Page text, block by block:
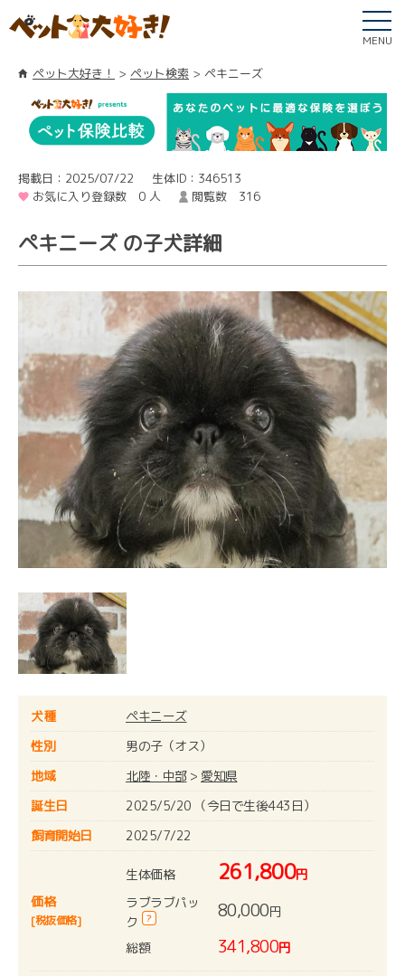
MENU
ペット大好き！ ペット検索 ペキニーズ
掲載日：2025/07/22
生体ID：346513
お気に入り登録数 0 人
閲覧数 316
ペキニーズ の子犬詳細
犬種
ペキニーズ
性別
男の子（オス）
地域
北陸・中部> 愛知県
誕生日
2025/5/20 （今日で生後443日）
飼育開始日
2025/7/22
価格
[税抜価格]
生体価格 261,800円
ラブラブパッ
ク
? 80,000円
総額 341,800円